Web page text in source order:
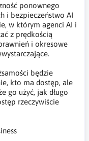
ponownego
i bezpieczeństwo AI
w którym agenci AI i
z prędkością
i okresowe
będzie
kto ma dostęp, ale
go użyć, jak długo
rzeczywiście